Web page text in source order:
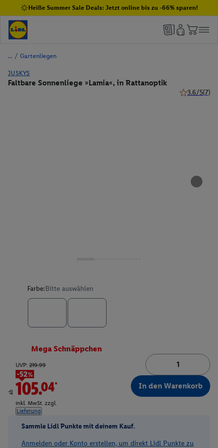
Heiße Summer Sale Deals: Jetzt online bis zu -66% sparen!
/ Gartenliegen
JUSKYS
Faltbare Sonnenliege »Lamia«, in Rattanoptik
3.6/5(7)
Farbe:Bitte auswählen
Mega Schnäppchen
ab
UVP: 219.99
-52%
105.04*
inkl. MwSt. zzgl.
Lieferung
In den Warenkorb
Sammle Lidl Punkte mit deinem Kauf.
Anmelden oder Konto erstellen, um direkt Lidl Punkte zu